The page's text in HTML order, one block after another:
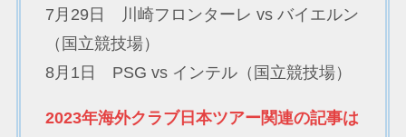
7月29日 川崎フロンターレ vs バイエルン
（国立競技場）
8月1日 PSG vs インテル（国立競技場）
2023年海外クラブ日本ツアー関連の記事は